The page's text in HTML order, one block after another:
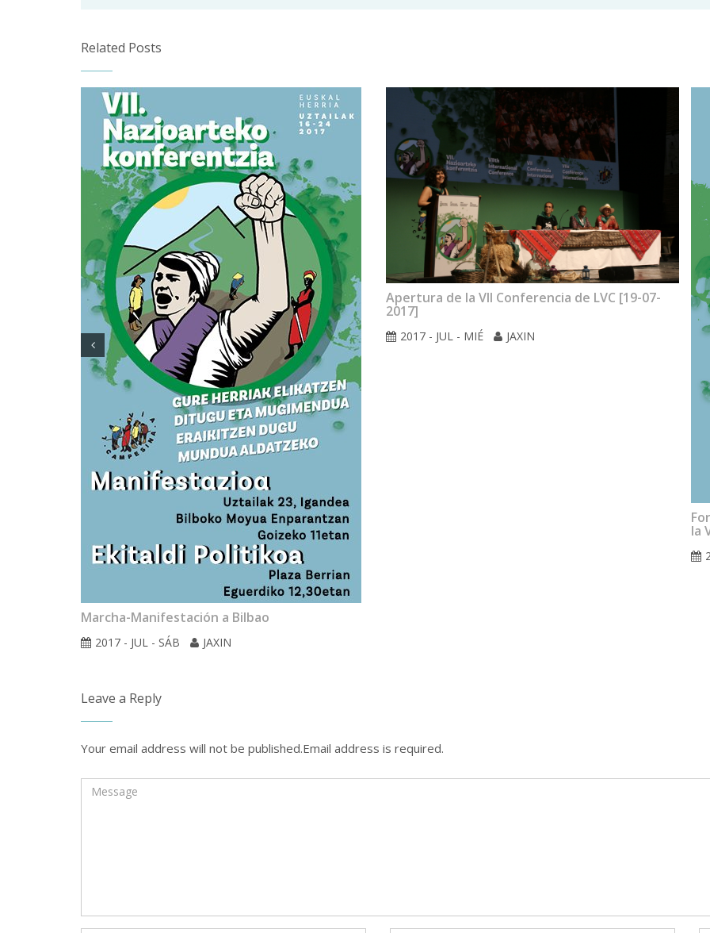
Related Posts
Marcha-Manifestación a Bilbao
2017 - JUL - SÁB JAXIN
Apertura de la VII Conferencia de LVC [19-07-
2017]
2017 - JUL - MIÉ JAXIN
la
Leave a Reply
Your email address will not be published.Email address is required.